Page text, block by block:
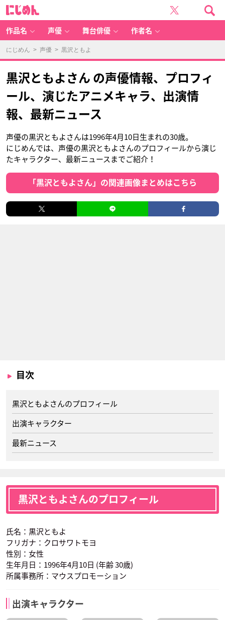
作品名 声優 舞台俳優 作者名
にじめん > 声優 > 黒沢ともよ
黒沢ともよさん の声優情報、プロフィ
ール、演じたアニメキャラ、出演情
報、最新ニュース
声優の黒沢ともよさんは1996年4月10日生まれの30歳。
にじめんでは、声優の黒沢ともよさんのプロフィールから演じ
たキャラクター、最新ニュースまでご紹介！
「黒沢ともよさん」の関連画像まとめはこちら
目次
黒沢ともよさんのプロフィール
出演キャラクター
最新ニュース
黒沢ともよさんのプロフィール
氏名：黒沢ともよ
フリガナ：クロサワトモヨ
性別：女性
生年月日：1996年4月10日 (年齢 30歳)
所属事務所：マウスプロモーション
出演キャラクター